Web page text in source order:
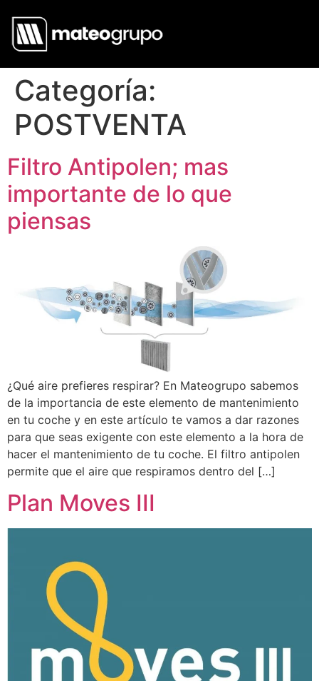
Categoría:
POSTVENTA
Filtro Antipolen; mas
importante de lo que
piensas
¿Qué aire prefieres respirar? En Mateogrupo sabemos
de la importancia de este elemento de mantenimiento
en tu coche y en este artículo te vamos a dar razones
para que seas exigente con este elemento a la hora de
hacer el mantenimiento de tu coche. El filtro antipolen
permite que el aire que respiramos dentro del […]
Plan Moves III